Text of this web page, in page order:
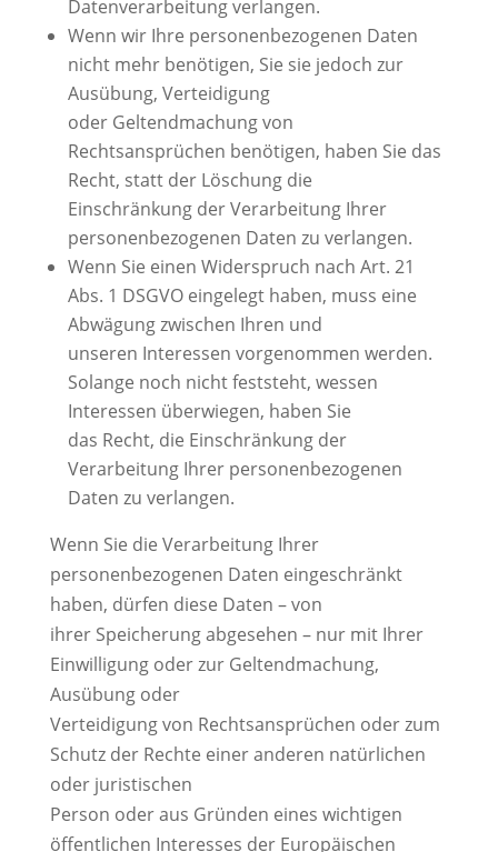
Datenverarbeitung verlangen.
Wenn wir Ihre personenbezogenen Daten
nicht mehr benötigen, Sie sie jedoch zur
Ausübung, Verteidigung
oder Geltendmachung von
Rechtsansprüchen benötigen, haben Sie das
Recht, statt der Löschung die
Einschränkung der Verarbeitung Ihrer
personenbezogenen Daten zu verlangen.
Wenn Sie einen Widerspruch nach Art. 21
Abs. 1 DSGVO eingelegt haben, muss eine
Abwägung zwischen Ihren und
unseren Interessen vorgenommen werden.
Solange noch nicht feststeht, wessen
Interessen überwiegen, haben Sie
das Recht, die Einschränkung der
Verarbeitung Ihrer personenbezogenen
Daten zu verlangen.
Wenn Sie die Verarbeitung Ihrer
personenbezogenen Daten eingeschränkt
haben, dürfen diese Daten – von
ihrer Speicherung abgesehen – nur mit Ihrer
Einwilligung oder zur Geltendmachung,
Ausübung oder
Verteidigung von Rechtsansprüchen oder zum
Schutz der Rechte einer anderen natürlichen
oder juristischen
Person oder aus Gründen eines wichtigen
öffentlichen Interesses der Europäischen